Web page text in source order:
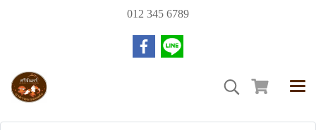
012 345 6789